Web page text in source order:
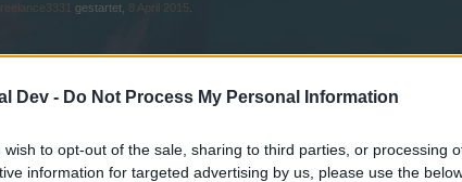
Dev - Do Not Process My Personal Information
wish to opt-out of the sale, sharing to third parties, or processing
information for targeted advertising by us, please use the
gestartet, 8 April 2015
teilnehmen oder eigene Themen starten
registriere Dich neu. Wir freuen uns auf Deinen